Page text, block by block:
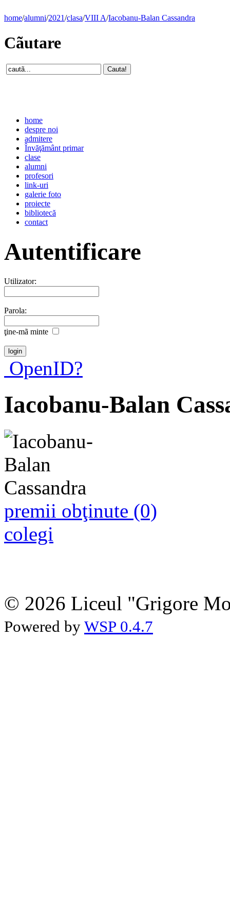
home/alumni/2021/clasa/VIII A/Iacobanu-Balan Cassandra
Cãutare
home
despre noi
admitere
Învăţământ primar
clase
alumni
profesori
link-uri
galerie foto
proiecte
bibliotecă
contact
Autentificare
Utilizator:
Parola:
ţine-mã minte
OpenID?
Iacobanu-Balan
premii obţinute (0)
colegi
© 2026 Liceul "Grigore
Powered by WSP 0.4.7